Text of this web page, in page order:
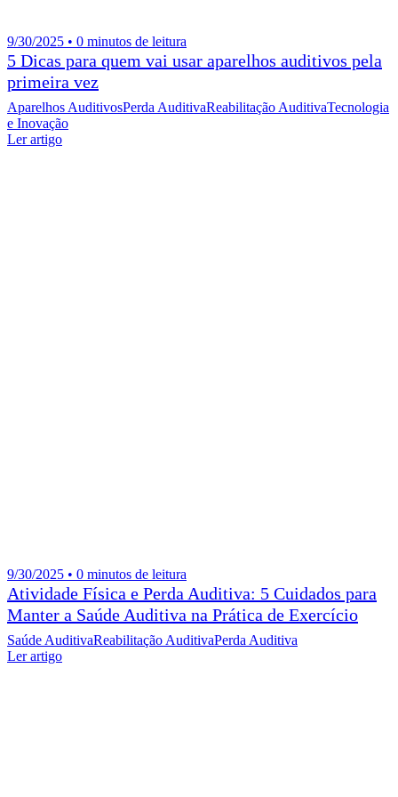
9/30/2025 • 0 minutos de leitura
5 Dicas para quem vai usar aparelhos auditivos pela
primeira vez
Aparelhos AuditivosPerda AuditivaReabilitação AuditivaTecnologia
e Inovação
Ler artigo
9/30/2025 • 0 minutos de leitura
Atividade Física e Perda Auditiva: 5 Cuidados para
Manter a Saúde Auditiva na Prática de Exercício
Saúde AuditivaReabilitação AuditivaPerda Auditiva
Ler artigo